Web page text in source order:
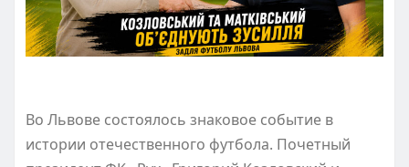
Во Львове состоялось знаковое событие в
истории отечественного футбола. Почетный